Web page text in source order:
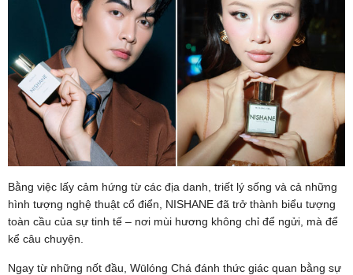
Bằng việc lấy cảm hứng từ các địa danh, triết lý sống và cả những
hình tượng nghệ thuật cổ điển, NISHANE đã trở thành biểu tượng
toàn cầu của sự tinh tế – nơi mùi hương không chỉ để ngửi, mà để
kể câu chuyện.
Ngay từ những nốt đầu, Wūlóng Chá đánh thức giác quan bằng sự